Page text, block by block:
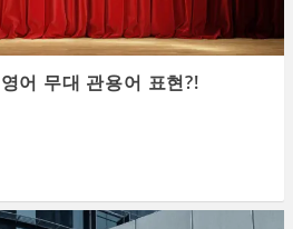
어 무대 관용어 표현?!